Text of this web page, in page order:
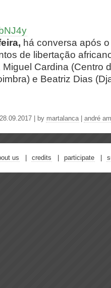
há conversa após
de libertação
Cardina (Centro
e Beatriz Dias
28.09.2017 | by martalanca| andré
us credits participate